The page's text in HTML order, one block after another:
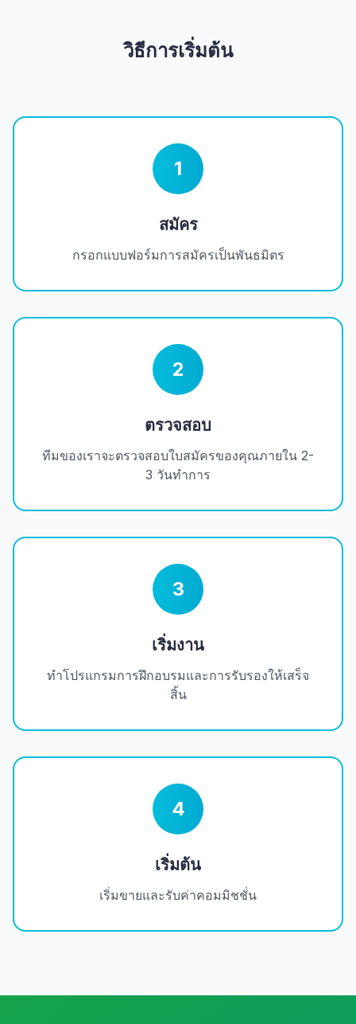
วิธีการเริ่มต้น
1
สมัคร
กรอกแบบฟอร์มการสมัครเป็นพันธมิตร
2
ตรวจสอบ
ทีมของเราจะตรวจสอบใบสมัครของคุณภายใน 2-
3 วันทำการ
3
เริ่มงาน
ทำโปรแกรมการฝึกอบรมและการรับรองให้เสร็จ
สิ้น
4
เริ่มต้น
เริ่มขายและรับค่าคอมมิชชั่น